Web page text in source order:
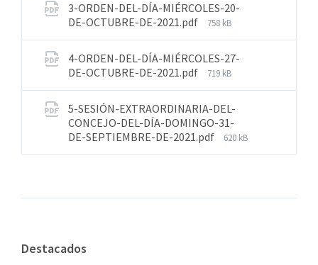
3-ORDEN-DEL-DÍA-MIÉRCOLES-20-
DE-OCTUBRE-DE-2021.pdf
758 kB
4-ORDEN-DEL-DÍA-MIÉRCOLES-27-
DE-OCTUBRE-DE-2021.pdf
719 kB
5-SESIÓN-EXTRAORDINARIA-DEL-
CONCEJO-DEL-DÍA-DOMINGO-31-
DE-SEPTIEMBRE-DE-2021.pdf
620 kB
Destacados